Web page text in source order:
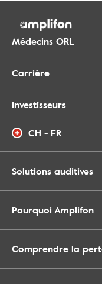
Médecins ORL
Carrière
Investisseurs
CH - FR
Solutions auditives
Pourquoi Amplifon
Comprendre la